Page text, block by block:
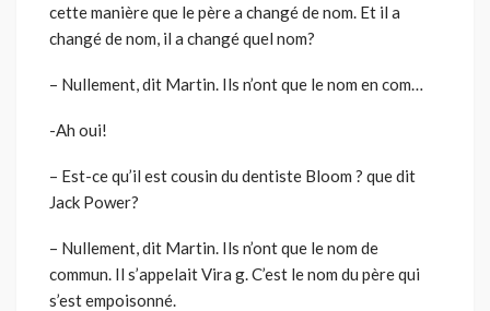
cette manière que le père a changé de nom. Et il a
changé de nom, il a changé quel nom?
– Nullement, dit Martin. Ils n’ont que le nom en com…
-Ah oui!
– Est-ce qu’il est cousin du dentiste Bloom ? que dit
Jack Power?
– Nullement, dit Martin. Ils n’ont que le nom de
commun. Il s’appelait Vira g. C’est le nom du père qui
s’est empoisonné.